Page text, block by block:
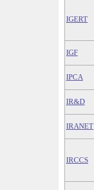
IGERT
IGF
IPCA
IR&D
IRANET
IRCCS